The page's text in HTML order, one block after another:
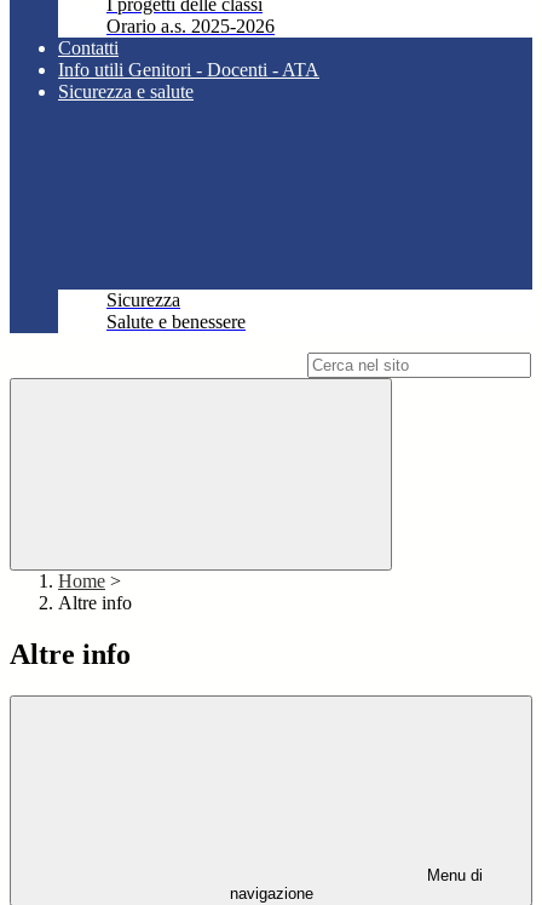
I progetti delle classi
Orario a.s. 2025-2026
Contatti
Info utili Genitori - Docenti - ATA
Sicurezza e salute
Sicurezza
Salute e benessere
Home >
Altre info
Altre info
Menu di
navigazione